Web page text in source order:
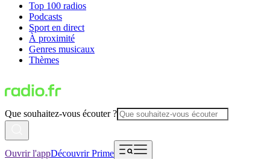
Top 100 radios
Podcasts
Sport en direct
À proximité
Genres musicaux
Thèmes
Que souhaitez-vous écouter ?
Ouvrir l'appDécouvrir Prime